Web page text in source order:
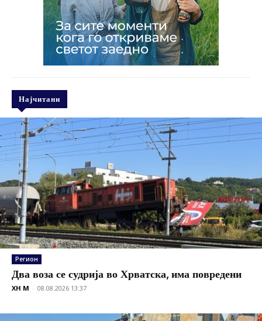
Најчитани
Регион
Два воза се судрија во Хрватска, има повредени
XH M - 08.08.2026 13:37